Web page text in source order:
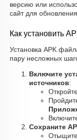
версию или
сайт для
Как установить
Установка APK
пару несложных
Включите
источников:
Сохраните